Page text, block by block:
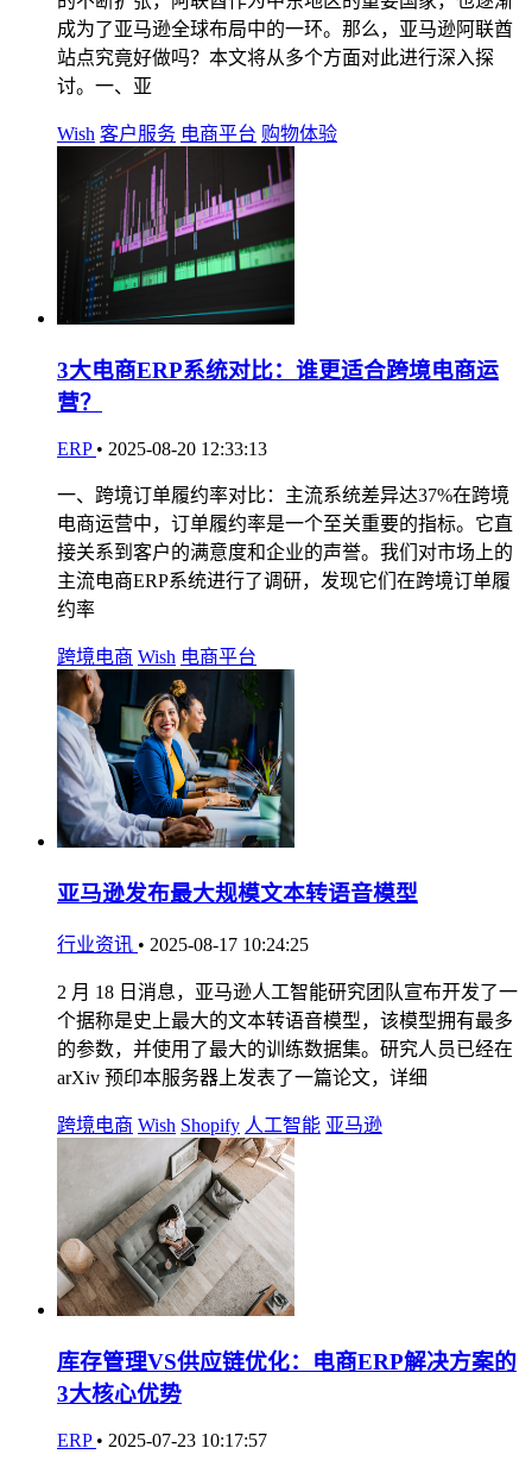
成为了亚马逊全球布局中的一环。那么，亚马逊阿联酋
站点究竟好做吗？本文将从多个方面对此进行深入探
讨。一、亚
Wish 客户服务 电商平台 购物体验
3大电商ERP系统对比：谁更适合跨境电商运
营？
ERP • 2025-08-20 12:33:13
一、跨境订单履约率对比：主流系统差异达37%在跨境
电商运营中，订单履约率是一个至关重要的指标。它直
接关系到客户的满意度和企业的声誉。我们对市场上的
主流电商ERP系统进行了调研，发现它们在跨境订单履
约率
跨境电商 Wish 电商平台
亚马逊发布最大规模文本转语音模型
行业资讯 • 2025-08-17 10:24:25
2 月 18 日消息，亚马逊人工智能研究团队宣布开发了一
个据称是史上最大的文本转语音模型，该模型拥有最多
的参数，并使用了最大的训练数据集。研究人员已经在
arXiv 预印本服务器上发表了一篇论文，详细
跨境电商 Wish Shopify 人工智能 亚马逊
库存管理VS供应链优化：电商ERP解决方案的
3大核心优势
ERP • 2025-07-23 10:17:57